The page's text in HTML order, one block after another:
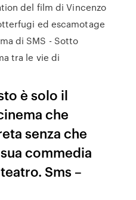
del film di Vincenzo
ed escamotage
di SMS - Sotto
tra le vie di
è solo il
che
senza che
commedia
Sms –